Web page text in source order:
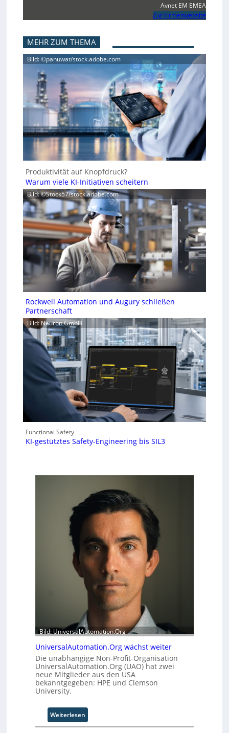
Avnet EM EMEA
Zur Firmenwebsite
MEHR ZUM THEMA
Bild: ©panuwat/stock.adobe.com
Produktivität auf Knopfdruck?
Warum viele KI-Initiativen scheitern
Bild: ©Stock57/stock.adobe.com
Rockwell Automation und Augury schließen
Partnerschaft
Bild: Neuron GmbH
Functional Safety
KI-gestütztes Safety-Engineering bis SIL3
Bild: UniversalAutomation.Org
UniversalAutomation.Org wächst weiter
Die unabhängige Non-Profit-Organisation
UniversalAutomation.Org (UAO) hat zwei
neue Mitglieder aus den USA
bekanntgegeben: HPE und Clemson
University.
Weiterlesen
U